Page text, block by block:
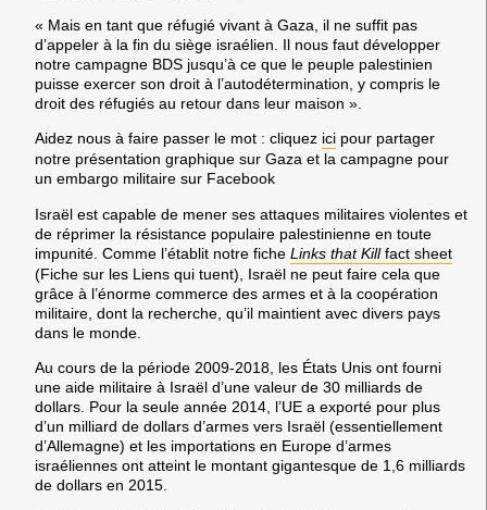
« Mais en tant que réfugié vivant à Gaza, il ne suffit pas
d’appeler à la fin du siège israélien. Il nous faut développer
notre campagne BDS jusqu’à ce que le peuple palestinien
puisse exercer son droit à l’autodétermination, y compris le
droit des réfugiés au retour dans leur maison ».
Aidez nous à faire passer le mot : cliquez ici pour partager
notre présentation graphique sur Gaza et la campagne pour
un embargo militaire sur Facebook
Israël est capable de mener ses attaques militaires violentes et
de réprimer la résistance populaire palestinienne en toute
impunité. Comme l’établit notre fiche Links that Killfact sheet
(Fiche sur les Liens qui tuent), Israël ne peut faire cela que
grâce à l’énorme commerce des armes et à la coopération
militaire, dont la recherche, qu’il maintient avec divers pays
dans le monde.
Au cours de la période 2009-2018, les États Unis ont fourni
une aide militaire à Israël d’une valeur de 30 milliards de
dollars. Pour la seule année 2014, l’UE a exporté pour plus
d’un milliard de dollars d’armes vers Israël (essentiellement
d’Allemagne) et les importations en Europe d’armes
israéliennes ont atteint le montant gigantesque de 1,6 milliards
de dollars en 2015.